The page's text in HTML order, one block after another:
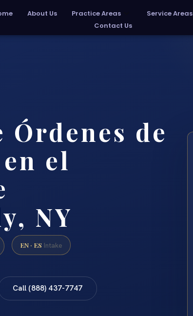
About Us Practice Areas Service Areas
Contact Us
Órdenes de
el
NY
EN · ES Intake
Call (888) 437-7747